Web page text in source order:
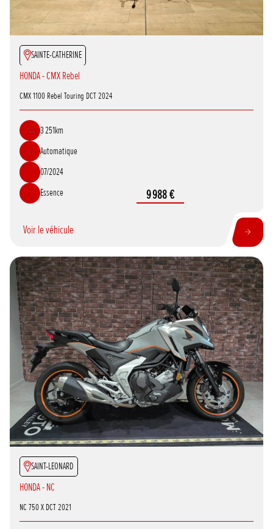
SAINTE-CATHERINE
HONDA - CMX Rebel
CMX 1100 Rebel Touring DCT 2024
3 251km
Automatique
07/2024
Essence
9 988 €
Voir le véhicule
SAINT-LEONARD
HONDA - NC
NC 750 X DCT 2021